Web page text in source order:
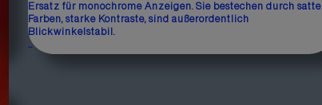
Ersatz für monochrome Anzeigen. Sie bestechen durch satte
Farben, starke Kontraste, sind außerordentlich
Blickwinkelstabil.
...